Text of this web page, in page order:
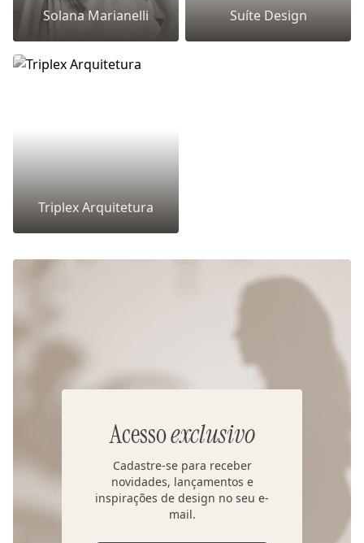
Solana Marianelli Suíte Design
Triplex Arquitetura
Acessoexclusivo
Cadastre-se para receber
novidades, lançamentos e
inspirações de design no seu e-
mail.